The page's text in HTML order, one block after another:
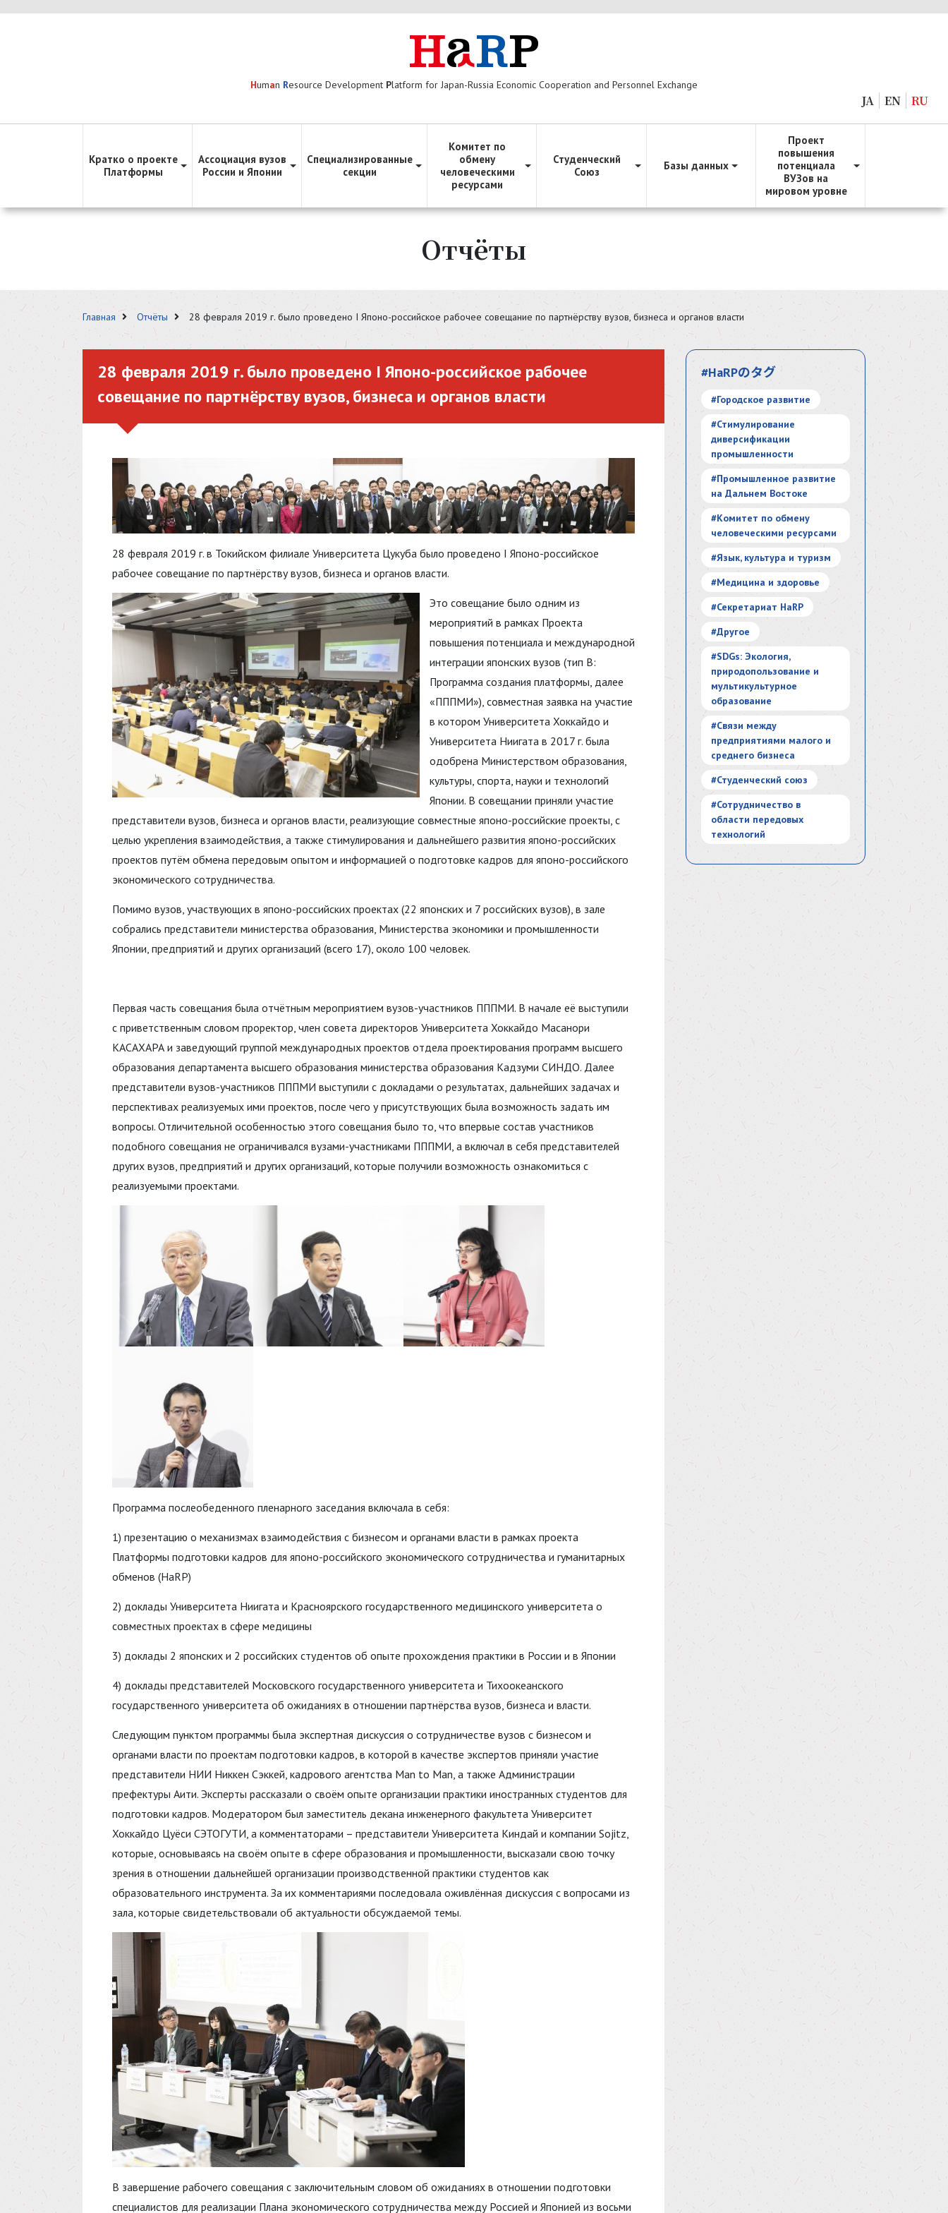
Human Resource Development Platform for Japan-Russia Economic Cooperation and Personnel Exchange
JA EN RU
Кратко о проекте
Платформы
Ассоциация вузов
России и Японии
Специализированные
секции
Комитет по
обмену
человеческими
ресурсами
Студенческий
Союз
Базы данных
Проект
повышения
потенциала
ВУЗов на
мировом уровне
Отчёты
Главная Отчёты 28 февраля 2019 г. было проведено I Японо-российское рабочее совещание по партнёрству вузов, бизнеса и органов власти
28 февраля 2019 г. было проведено I Японо-российское рабочее
совещание по партнёрству вузов, бизнеса и органов власти
28 февраля 2019 г. в Токийском филиале Университета Цукуба было проведено I Японо-российское
рабочее совещание по партнёрству вузов, бизнеса и органов власти.
Это совещание было одним из
мероприятий в рамках Проекта
повышения потенциала и международной
интеграции японских вузов (тип В:
Программа создания платформы, далее
«ПППМИ»), совместная заявка на участие
в котором Университета Хоккайдо и
Университета Ниигата в 2017 г. была
одобрена Министерством образования,
культуры, спорта, науки и технологий
Японии. В совещании приняли участие
представители вузов, бизнеса и органов власти, реализующие совместные японо-российские проекты, с
целью укрепления взаимодействия, а также стимулирования и дальнейшего развития японо-российских
проектов путём обмена передовым опытом и информацией о подготовке кадров для японо-российского
экономического сотрудничества.
Помимо вузов, участвующих в японо-российских проектах (22 японских и 7 российских вузов), в зале
собрались представители министерства образования, Министерства экономики и промышленности
Японии, предприятий и других организаций (всего 17), около 100 человек.
Первая часть совещания была отчётным мероприятием вузов-участников ПППМИ. В начале её выступили
с приветственным словом проректор, член совета директоров Университета Хоккайдо Масанори
КАСАХАРА и заведующий группой международных проектов отдела проектирования программ высшего
образования департамента высшего образования министерства образования Кадзуми СИНДО. Далее
представители вузов-участников ПППМИ выступили с докладами о результатах, дальнейших задачах и
перспективах реализуемых ими проектов, после чего у присутствующих была возможность задать им
вопросы. Отличительной особенностью этого совещания было то, что впервые состав участников
подобного совещания не ограничивался вузами-участниками ПППМИ, а включал в себя представителей
других вузов, предприятий и других организаций, которые получили возможность ознакомиться с
реализуемыми проектами.
Программа послеобеденного пленарного заседания включала в себя:
1) презентацию о механизмах взаимодействия с бизнесом и органами власти в рамках проекта
Платформы подготовки кадров для японо-российского экономического сотрудничества и гуманитарных
обменов (HaRP)
2) доклады Университета Ниигата и Красноярского государственного медицинского университета о
совместных проектах в сфере медицины
3) доклады 2 японских и 2 российских студентов об опыте прохождения практики в России и в Японии
4) доклады представителей Московского государственного университета и Тихоокеанского
государственного университета об ожиданиях в отношении партнёрства вузов, бизнеса и власти.
Следующим пунктом программы была экспертная дискуссия о сотрудничестве вузов с бизнесом и
органами власти по проектам подготовки кадров, в которой в качестве экспертов приняли участие
представители НИИ Никкен Сэккей, кадрового агентства Man to Man, а также Администрации
префектуры Аити. Эксперты рассказали о своём опыте организации практики иностранных студентов для
подготовки кадров. Модератором был заместитель декана инженерного факультета Университет
Хоккайдо Цуёси СЭТОГУТИ, а комментаторами – представители Университета Киндай и компании Sojitz,
которые, основываясь на своём опыте в сфере образования и промышленности, высказали свою точку
зрения в отношении дальнейшей организации производственной практики студентов как
образовательного инструмента. За их комментариями последовала оживлённая дискуссия с вопросами из
зала, которые свидетельствовали об актуальности обсуждаемой темы.
В завершение рабочего совещания с заключительным словом об ожиданиях в отношении подготовки
специалистов для реализации Плана экономического сотрудничества между Россией и Японией из восьми
#HaRPのタグ
#Городское развитие
#Стимулирование
диверсификации
промышленности
#Промышленное развитие
на Дальнем Востоке
#Комитет по обмену
человеческими ресурсами
#Язык, культура и туризм
#Медицина и здоровье
#Секретариат HaRP
#Другое
#SDGs: Экология,
природопользование и
мультикультурное
образование
#Связи между
предприятиями малого и
среднего бизнеса
#Студенческий союз
#Сотрудничество в
области передовых
технологий